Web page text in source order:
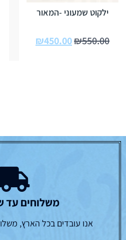
ילקוט שמעוני -המאור
₪550.00
₪450.00
משלוחים עד
אנו עובדים בכל הארץ,